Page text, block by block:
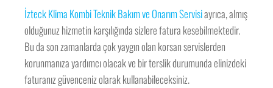
İzteck Klima Kombi Teknik Bakım ve Onarım Servisiayrıca, almış
olduğunuz hizmetin karşılığında sizlere fatura kesebilmektedir.
Bu da son zamanlarda çok yaygın olan korsan servislerden
korunmanıza yardımcı olacak ve bir terslik durumunda elinizdeki
faturanız güvenceniz olarak kullanabileceksiniz.